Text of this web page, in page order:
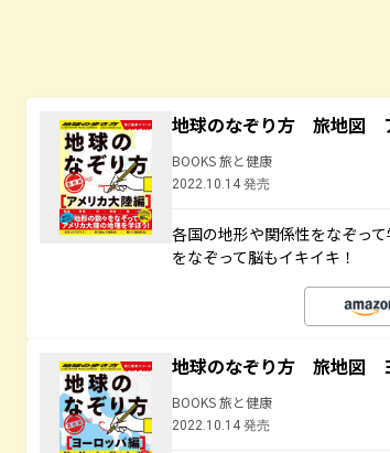
地球のなぞり方 旅地図
BOOKS 旅と健康
2022.10.14 発売
各国の地形や関係性をなぞっ
をなぞって脳もイキイキ！
地球のなぞり方 旅地図
BOOKS 旅と健康
2022.10.14 発売